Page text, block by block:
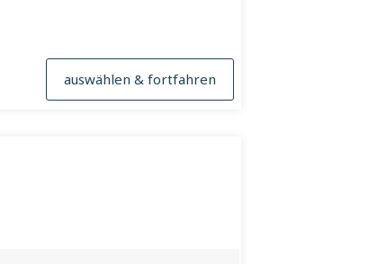
auswählen & fortfahren